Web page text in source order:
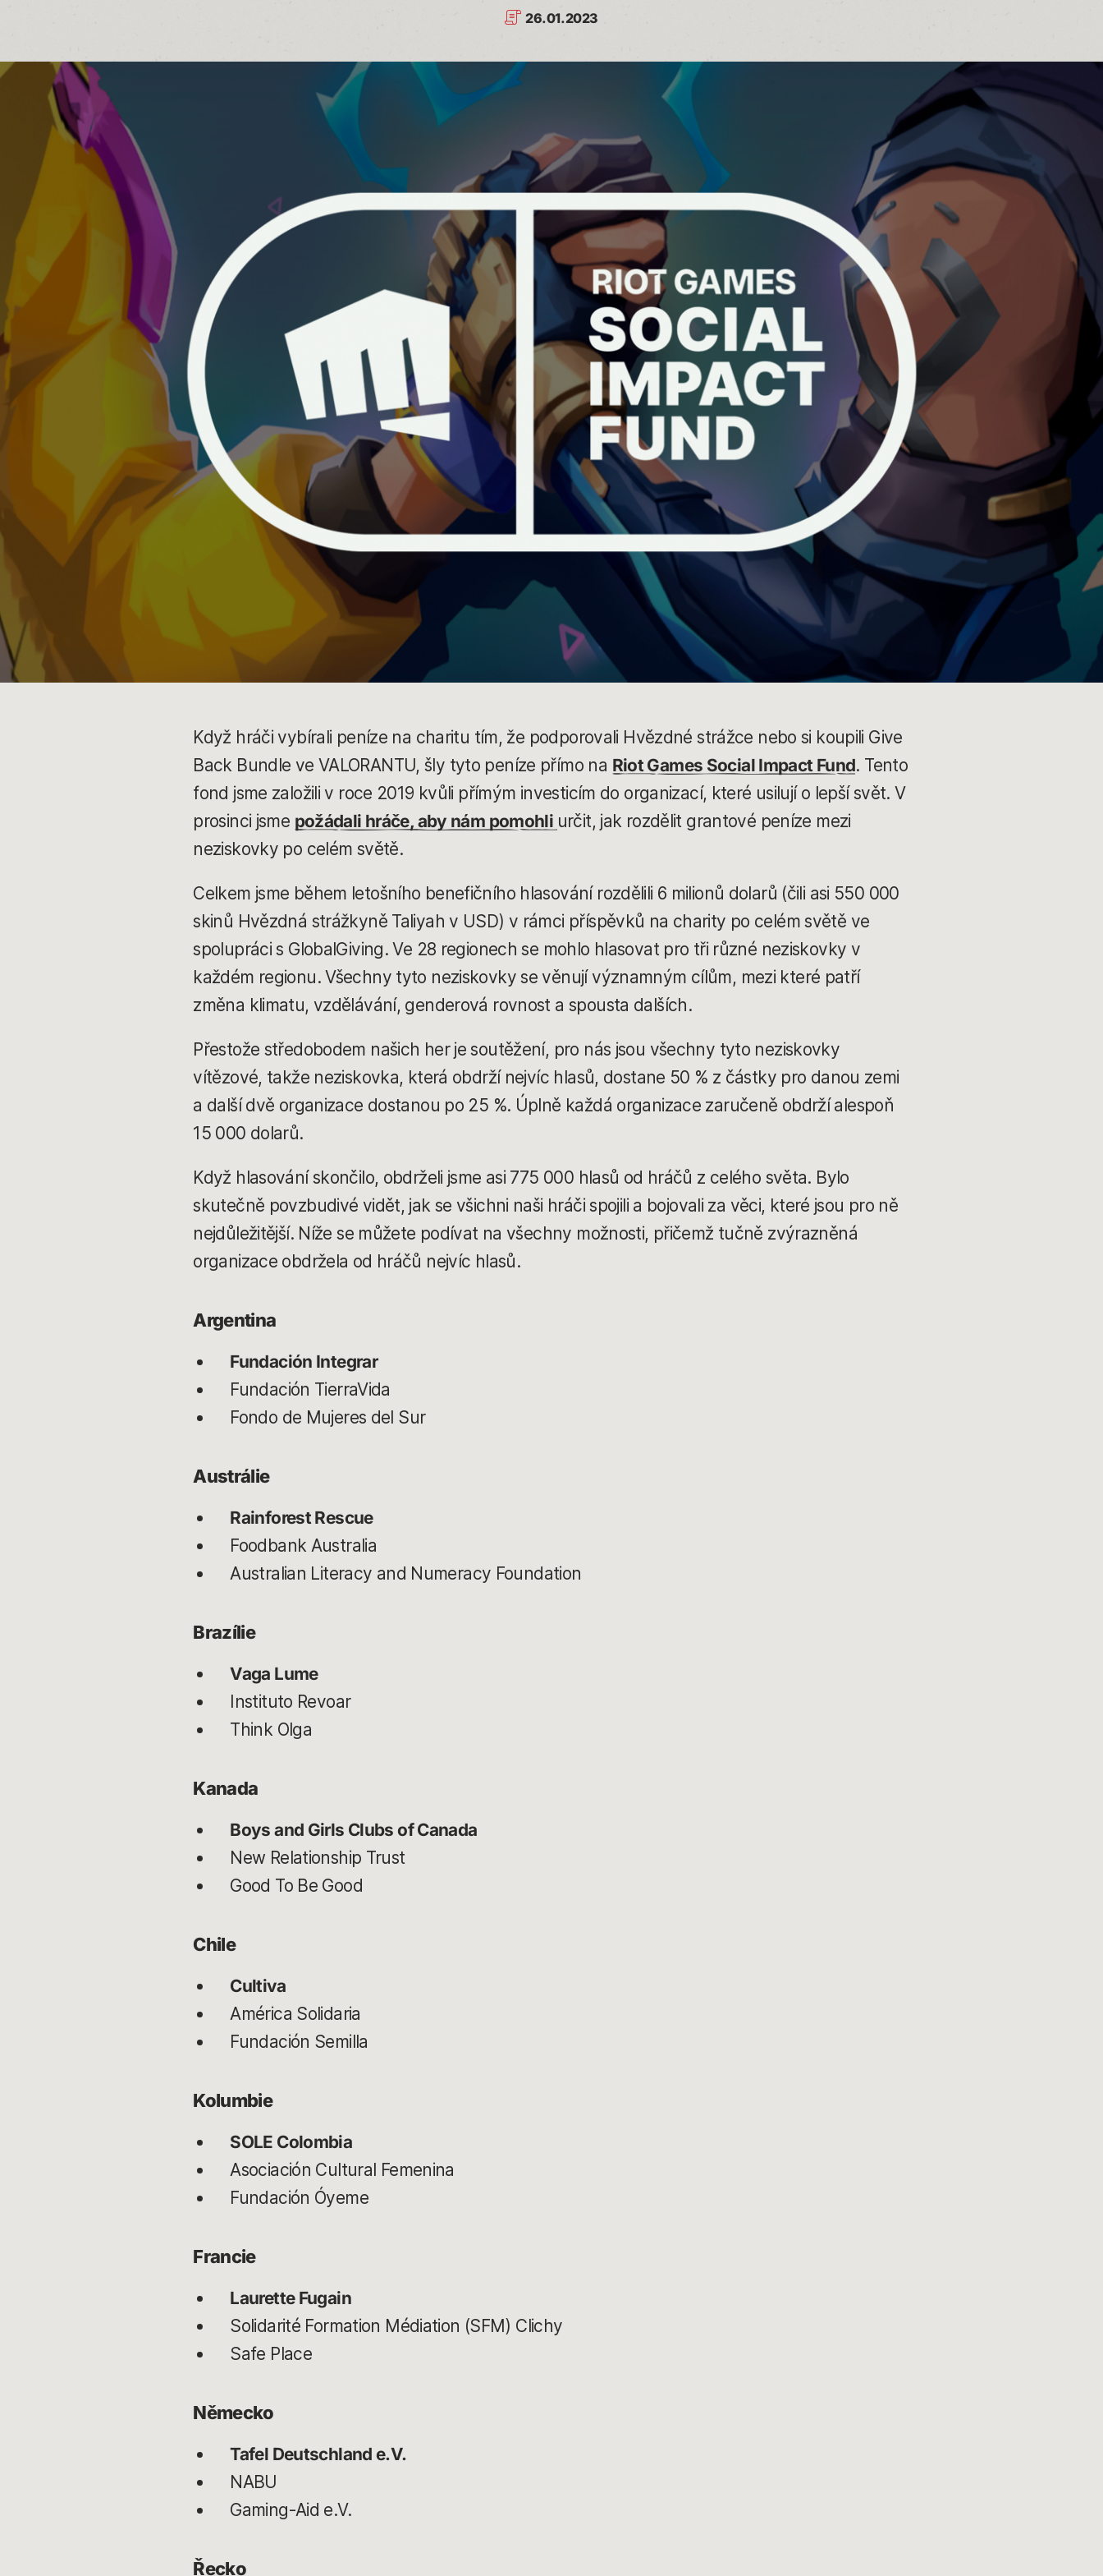
26.01.2023
Když hráči vybírali peníze na charitu tím, že podporovali Hvězdné strážce nebo si koupili Give
Back Bundle ve VALORANTU, šly tyto peníze přímo na Riot Games Social Impact Fund. Tento
fond jsme založili v roce 2019 kvůli přímým investicím do organizací, které usilují o lepší svět. V
prosinci jsme požádali hráče, aby nám pomohli určit, jak rozdělit grantové peníze mezi
neziskovky po celém světě.
Celkem jsme během letošního benefičního hlasování rozdělili 6 milionů dolarů (čili asi 550 000
skinů Hvězdná strážkyně Taliyah v USD) v rámci příspěvků na charity po celém světě ve
spolupráci s GlobalGiving. Ve 28 regionech se mohlo hlasovat pro tři různé neziskovky v
každém regionu. Všechny tyto neziskovky se věnují významným cílům, mezi které patří
změna klimatu, vzdělávání, genderová rovnost a spousta dalších.
Přestože středobodem našich her je soutěžení, pro nás jsou všechny tyto neziskovky
vítězové, takže neziskovka, která obdrží nejvíc hlasů, dostane 50 % z částky pro danou zemi
a další dvě organizace dostanou po 25 %. Úplně každá organizace zaručeně obdrží alespoň
15 000 dolarů.
Když hlasování skončilo, obdrželi jsme asi 775 000 hlasů od hráčů z celého světa. Bylo
skutečně povzbudivé vidět, jak se všichni naši hráči spojili a bojovali za věci, které jsou pro ně
nejdůležitější. Níže se můžete podívat na všechny možnosti, přičemž tučně zvýrazněná
organizace obdržela od hráčů nejvíc hlasů.
Argentina
Fundación Integrar
Fundación TierraVida
Fondo de Mujeres del Sur
Austrálie
Rainforest Rescue
Foodbank Australia
Australian Literacy and Numeracy Foundation
Brazílie
Vaga Lume
Instituto Revoar
Think Olga
Kanada
Boys and Girls Clubs of Canada
New Relationship Trust
Good To Be Good
Chile
Cultiva
América Solidaria
Fundación Semilla
Kolumbie
SOLE Colombia
Asociación Cultural Femenina
Fundación Óyeme
Francie
Laurette Fugain
Solidarité Formation Médiation (SFM) Clichy
Safe Place
Německo
Tafel Deutschland e.V.
NABU
Gaming-Aid e.V.
Řecko